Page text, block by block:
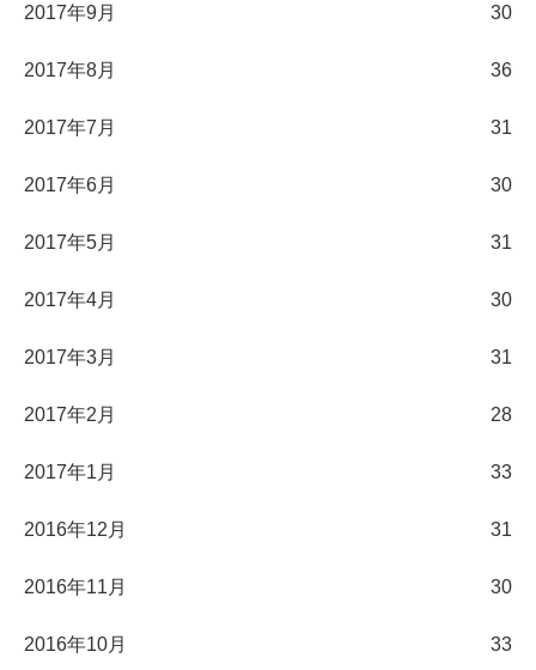
2017年9月 30
2017年8月 36
2017年7月 31
2017年6月 30
2017年5月 31
2017年4月 30
2017年3月 31
2017年2月 28
2017年1月 33
2016年12月 31
2016年11月 30
2016年10月 33